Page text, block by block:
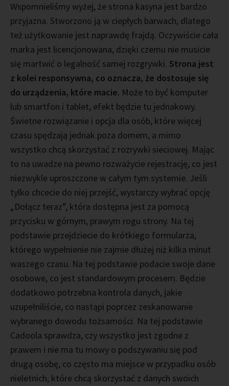
Wspomnieliśmy wyżej, że strona kasyna jest bardzo
przyjazna. Stworzono ją w ciepłych barwach, dlatego
też użytkowanie jest naprawdę frajdą. Oczywiście cała
marka jest licencjonowana, dzięki czemu nie musicie
się martwić o legalność samej rozgrywki. Strona jest
z kolei responsywna, co oznacza, że dostosuje się
do urządzenia, które macie. Może to być komputer
lub smartfon i tablet, efekt będzie tu jednakowy.
Świetne rozwiązanie i opcja dla osób, które więcej
czasu spędzają jednak poza domem, a mimo
wszystko chcą skorzystać z rozrywki sieciowej. Mając
to na uwadze na pewno rozważycie rejestrację, co jest
niezwykle uproszczone w całym tym systemie. Jeśli
tylko chcecie do niej przejść, wystarczy wybrać opcję
„Dołącz teraz”, która dostępna jest za pomocą
przycisku w górnym, prawym rogu strony. Na tej
podstawie przejdziecie do krótkiego formularza,
którego wypełnienie nie zajmie dłużej niż kilka minut
waszego czasu. Na tej podstawie podacie swoje dane
osobowe, co jest standardowym procesem. Będzie
dodatkowo potrzebna kontrola danych, jakie
uzupełniliście, co nastąpi poprzez zeskanowanie
wybranego dowodu tożsamości. Na tej podstawie
Cadoola sprawdza, czy wszystko jest zgodne z
prawem i nie ma tu mowy o podszywaniu się pod
drugą osobę, co często ma miejsce w przypadku osób
nieletnich, które chcą skorzystać z danych swoich